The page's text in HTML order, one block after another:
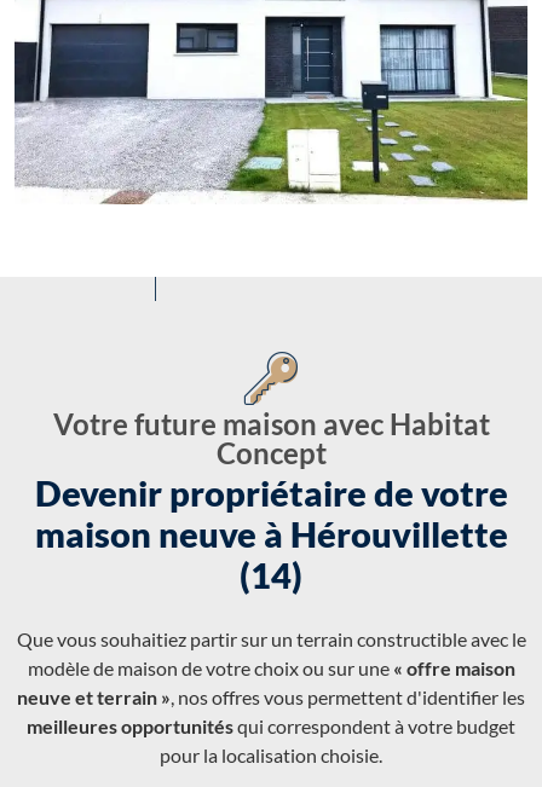
Votre future maison avec Habitat
Concept
Devenir propriétaire de votre
maison neuve à Hérouvillette
(14)
Que vous souhaitiez partir sur un terrain constructible avec le
modèle de maison de votre choix ou sur une « offre maison
neuve et terrain », nos offres vous permettent d'identifier les
meilleures opportunitésqui correspondent à votre budget
pour la localisation choisie.